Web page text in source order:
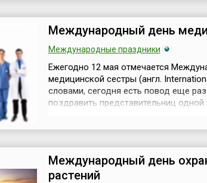
великого бога Зе...
Международный день
Международные праздники
Ежегодно 12 мая отмечается
медицинской сестры (англ.
словами, сегодня есть повод еще
поздравить представительниц
за больными, это обязательные
Международный день
растений